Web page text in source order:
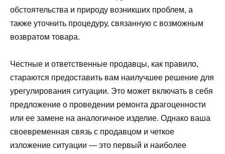
обстоятельства и природу возникших проблем, а
также уточнить процедуру, связанную с возможным
возвратом товара.
Честные и ответственные продавцы, как правило,
стараются предоставить вам наилучшее решение для
урегулирования ситуации. Это может включать в себя
предложение о проведении ремонта драгоценности
или ее замене на аналогичное изделие. Однако ваша
своевременная связь с продавцом и четкое
изложение ситуации — это первый и наиболее